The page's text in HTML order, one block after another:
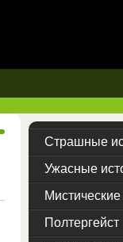
Страшные
Ужасные
Полтергейст